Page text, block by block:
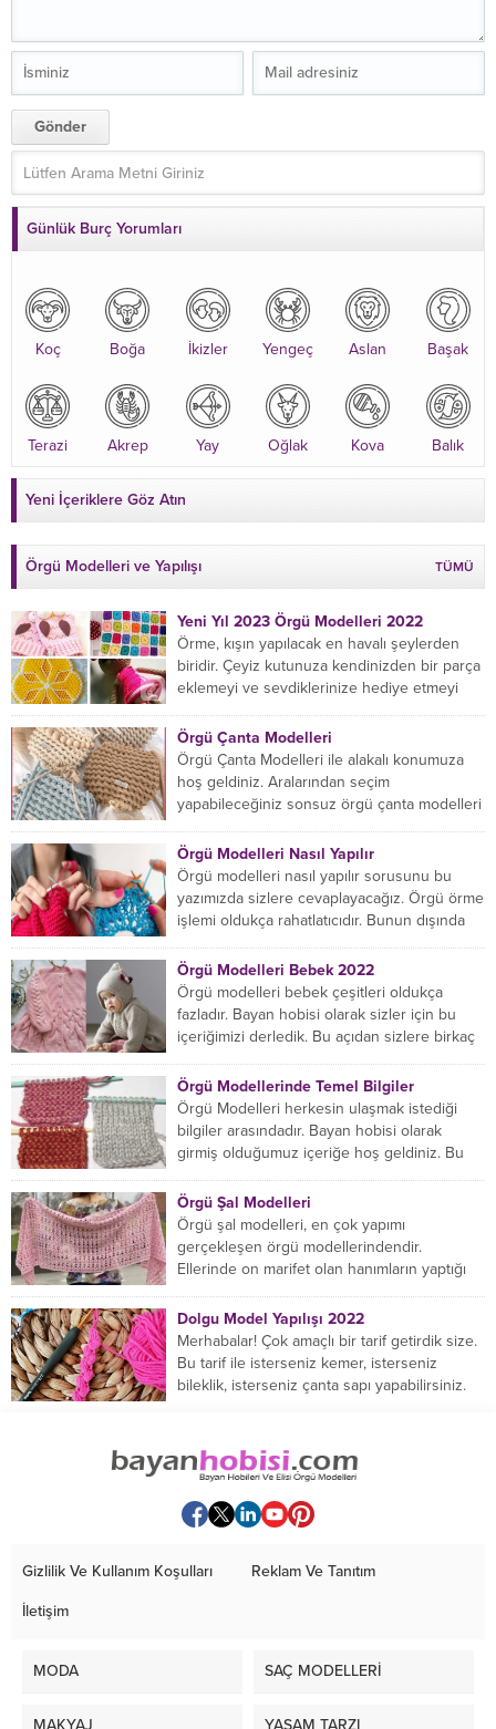
Günlük Burç Yorumları
Koç Boğa İkizler Yengeç Aslan Başak
Terazi Akrep Yay Oğlak Kova Balık
Yeni İçeriklere Göz Atın
Örgü Modelleri ve Yapılışı TÜMÜ
Yeni Yıl 2023 Örgü Modelleri 2022
Örme, kışın yapılacak en havalı şeylerden
biridir. Çeyiz kutunuza kendinizden bir parça
eklemeyi ve sevdiklerinize hediye etmeyi
Örgü Çanta Modelleri
Örgü Çanta Modelleri ile alakalı konumuza
hoş geldiniz. Aralarından seçim
yapabileceğiniz sonsuz örgü çanta modelleri
Örgü Modelleri Nasıl Yapılır
Örgü modelleri nasıl yapılır sorusunu bu
yazımızda sizlere cevaplayacağız. Örgü örme
işlemi oldukça rahatlatıcıdır. Bunun dışında
Örgü Modelleri Bebek 2022
Örgü modelleri bebek çeşitleri oldukça
fazladır. Bayan hobisi olarak sizler için bu
içeriğimizi derledik. Bu açıdan sizlere birkaç
Örgü Modellerinde Temel Bilgiler
Örgü Modelleri herkesin ulaşmak istediği
bilgiler arasındadır. Bayan hobisi olarak
girmiş olduğumuz içeriğe hoş geldiniz. Bu
Örgü Şal Modelleri
Örgü şal modelleri, en çok yapımı
gerçekleşen örgü modellerindendir.
Ellerinde on marifet olan hanımların yaptığı
Dolgu Model Yapılışı 2022
Merhabalar! Çok amaçlı bir tarif getirdik size.
Bu tarif ile isterseniz kemer, isterseniz
bileklik, isterseniz çanta sapı yapabilirsiniz.
Gizlilik Ve Kullanım Koşulları Reklam Ve Tanıtım
İletişim
MODA SAÇ MODELLERİ
MAKYAJ YAŞAM TARZI